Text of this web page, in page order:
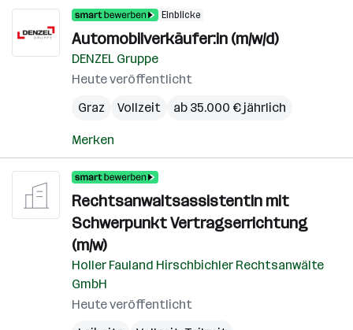
Einblicke
Automobilverkäufer:in (m/w/d)
DENZEL Gruppe
Heute veröffentlicht
Graz
Vollzeit ab 35.000 € jährlich
Merken
RechtsanwaltsassistentIn mit
Schwerpunkt Vertragserrichtung
(m/w)
Holler Fauland Hirschbichler Rechtsanwälte
GmbH
Heute veröffentlicht